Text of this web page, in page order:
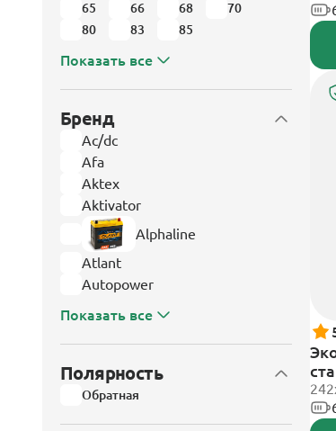
65
66 68
70
80
83 85
Показать все
Бренд
Ac/dc
Afa
Aktex
Aktivator
Alphaline
Atlant
Autopower
Показать все
Полярность
Обратная